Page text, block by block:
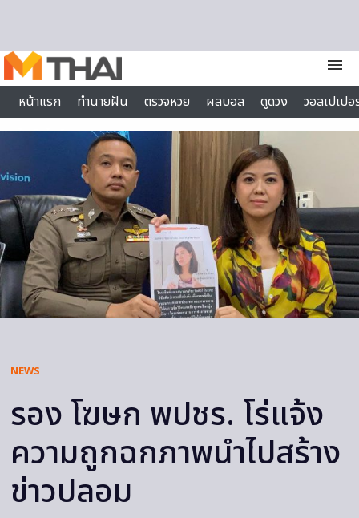
menu
หน้าแรก
ทำนายฝัน ตรวจหวย ผลบอล ดูดวง
วอลเปเป
ไลฟ์สไตล์
NEWS
รอง โฆษก พปชร. โร่แจ้ง
ความถูกฉกภาพนำไปสร้าง
ข่าวปลอม